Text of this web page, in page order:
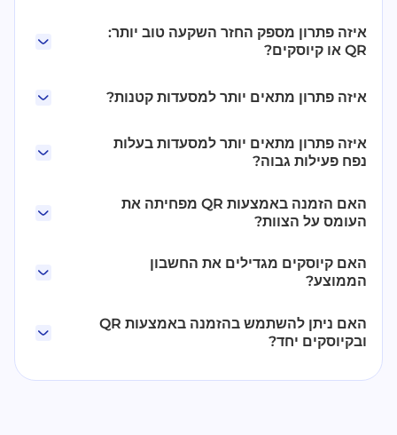
איזה פתרון מספק החזר השקעה טוב יותר:
QR או קיוסקים?
איזה פתרון מתאים יותר למסעדות קטנות?
איזה פתרון מתאים יותר למסעדות בעלות
נפח פעילות גבוה?
האם הזמנה באמצעות QR מפחיתה את
העומס על הצוות?
האם קיוסקים מגדילים את החשבון
הממוצע?
האם ניתן להשתמש בהזמנה באמצעות QR
ובקיוסקים יחד?